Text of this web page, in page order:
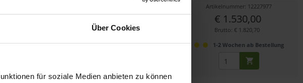
Über Cookies
für soziale Medien anbieten zu können
€ 1.585,00
Brutto: € 1.886,15
1-2 Wochen ab Bestellung
Artikelnummer: 12227977
€ 1.530,00
Brutto: € 1.820,70
1-2 Wochen ab Bestellung